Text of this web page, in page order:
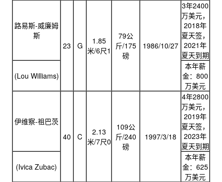
路易斯-威廉姆
斯
23
G
1.85
米/6尺1
79公
斤/175
磅
1986/10/27
3年2400
万美元，
2018年
夏天签，
2021年
夏天到期
(Lou Williams)
本年薪
金：800
万美元
伊维察-祖巴茨
40
C
2.13
米/7尺0
109公
斤/240
磅
1997/3/18
4年2800
万美元，
2019年
夏天签，
2023年
夏天到期
(Ivica Zubac)
本年薪
金：625
万美元